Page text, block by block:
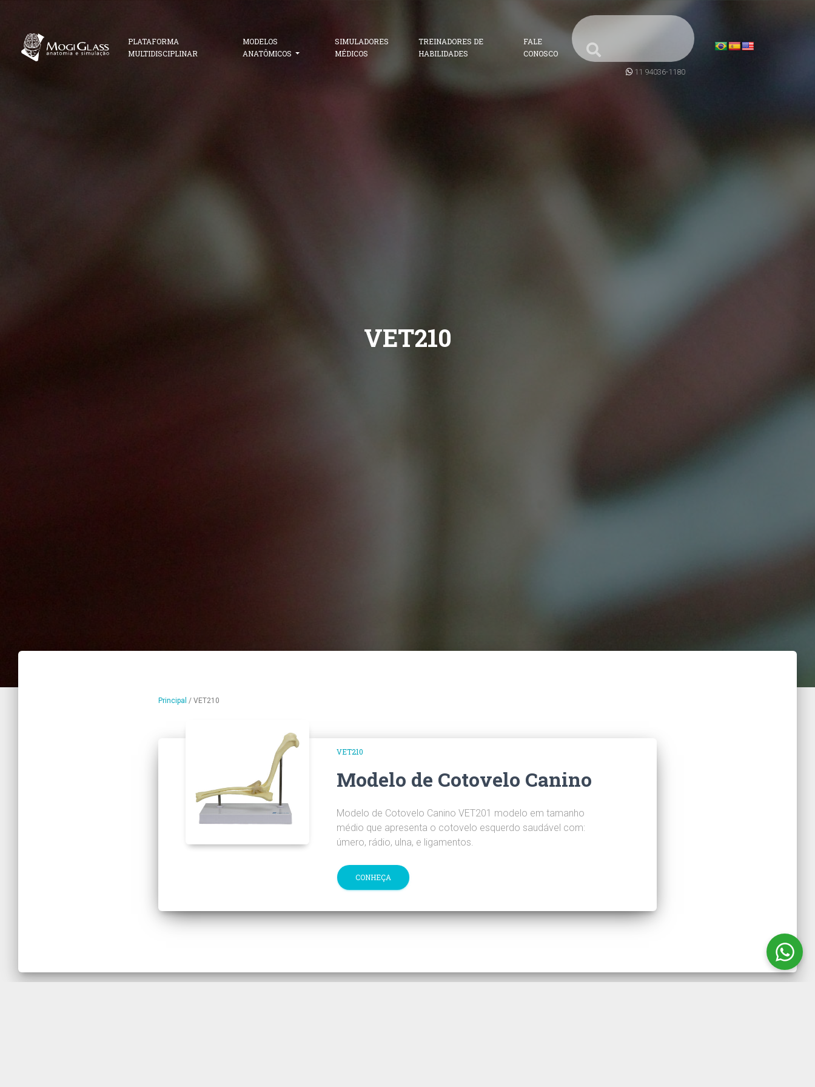
PLATAFORMA
MULTIDISCIPLINAR
MODELOS
ANATÔMICOS
SIMULADORES
MÉDICOS
TREINADORES DE
HABILIDADES
FALE
CONOSCO
11 94036-1180
VET210
Principal / VET210
VET210
Modelo de Cotovelo Canino
Modelo de Cotovelo Canino VET201 modelo em tamanho
médio que apresenta o cotovelo esquerdo saudável com:
úmero, rádio, ulna, e ligamentos.
CONHEÇA